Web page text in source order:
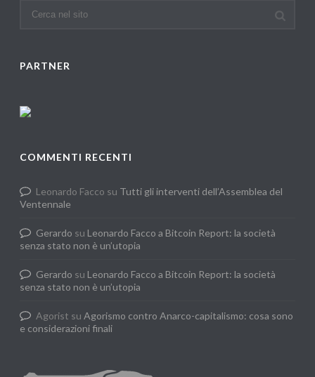
PARTNER
COMMENTI RECENTI
Leonardo Facco su Tutti gli interventi dell’Assemblea del
Ventennale
Gerardo su Leonardo Facco a Bitcoin Report: la società
senza stato non è un’utopia
Gerardo su Leonardo Facco a Bitcoin Report: la società
senza stato non è un’utopia
Agorist suAgorismo contro Anarco-capitalismo: cosa sono
e considerazioni finali